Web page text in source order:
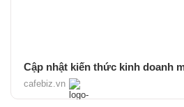
Cập nhật kiến thức kinh doanh
cafebiz.vn